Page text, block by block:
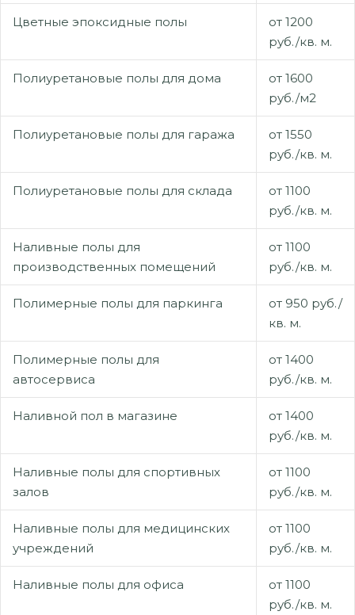
Цветные эпоксидные полы
от 1200
руб./кв. м.
Полиуретановые полы для дома
от 1600
руб./м2
Полиуретановые полы для гаража
от 1550
руб./кв. м.
Полиуретановые полы для склада
от 1100
руб./кв. м.
Наливные полы для
производственных помещений
от 1100
руб./кв. м.
Полимерные полы для паркинга
от 950 руб./
кв. м.
Полимерные полы для
автосервиса
от 1400
руб./кв. м.
Наливной пол в магазине
от 1400
руб./кв. м.
Наливные полы для спортивных
залов
от 1100
руб./кв. м.
Наливные полы для медицинских
учреждений
от 1100
руб./кв. м.
Наливные полы для офиса
от 1100
руб./кв. м.